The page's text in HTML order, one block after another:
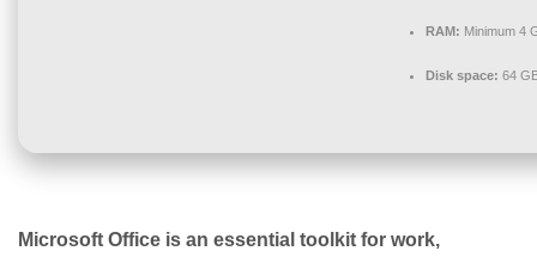
RAM: Minimum 4
Disk space: 64
Microsoft Office is an essential toolkit for work,